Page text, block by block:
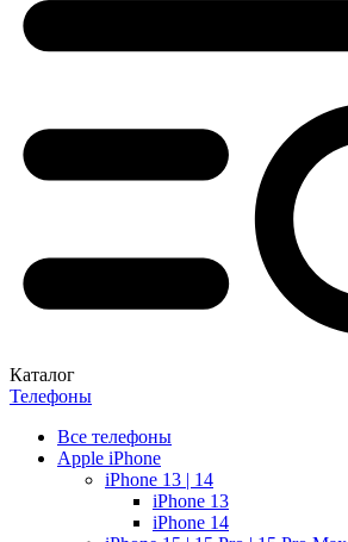
Каталог
Телефоны
Все телефоны
Apple iPhone
iPhone 13 | 14
iPhone 13
iPhone 14